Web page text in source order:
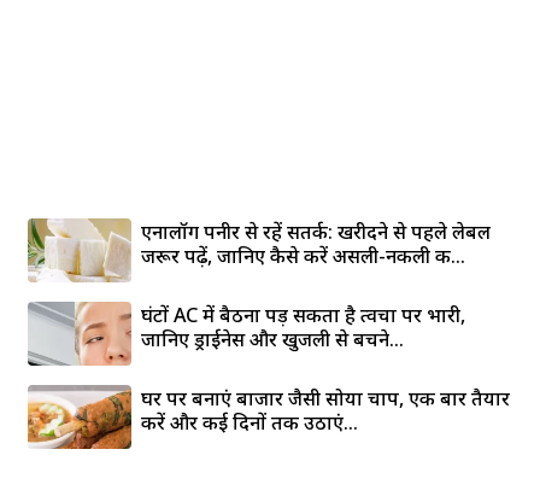
एनालॉग पनीर से रहें सतर्क: खरीदने से पहले लेबल
जरूर पढ़ें, जानिए कैसे करें असली-नकली की...
घंटों AC में बैठना पड़ सकता है त्वचा पर भारी,
जानिए ड्राईनेस और खुजली से बचने...
घर पर बनाएं बाजार जैसी सोया चाप, एक बार तैयार
करें और कई दिनों तक उठाएं...